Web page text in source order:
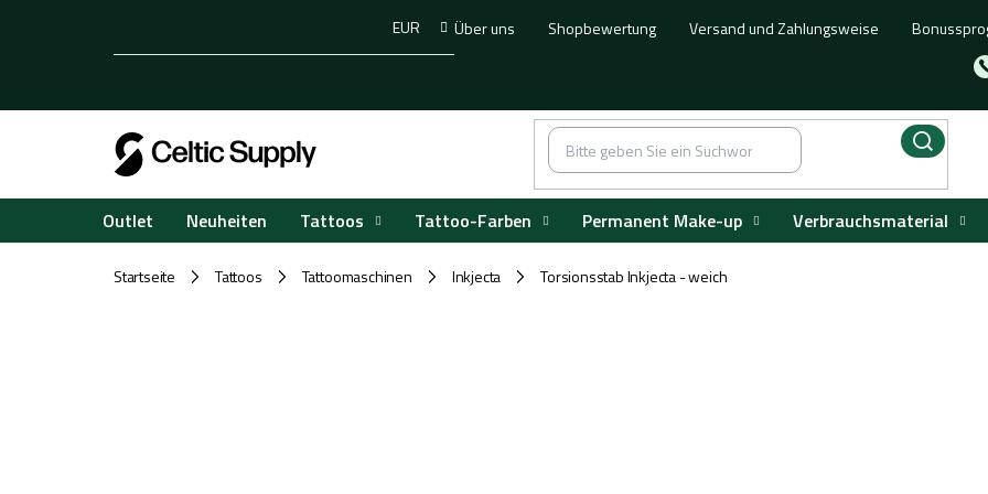
Über uns Shopbewertung Versand und Zahlungsweise
EUR
Outlet Neuheiten Tattoos Tattoo-Farben Permanent Make-up Verbrauchsmaterial
Startseite / Tattoos / Tattoomaschinen / Inkjecta / Torsionsstab Inkjecta - weich